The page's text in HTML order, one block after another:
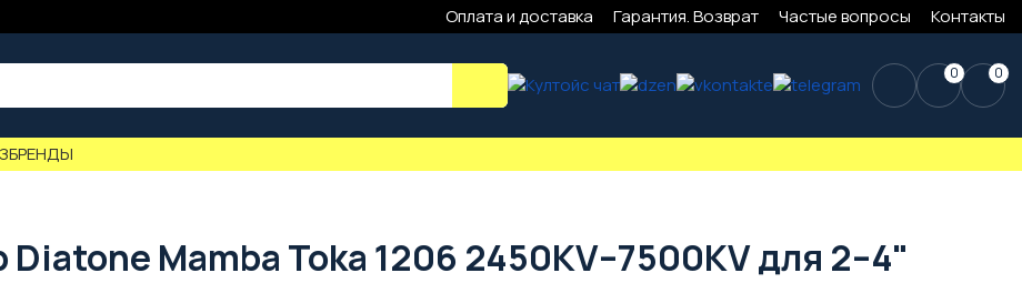
Оплата и доставка Гарантия. Возврат Частые вопросы Контакты
0 0
БРЕНДЫ
Mamba Toka 1206 2450KV–7500KV для 2–4"